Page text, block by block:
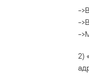
-
-
-
2)